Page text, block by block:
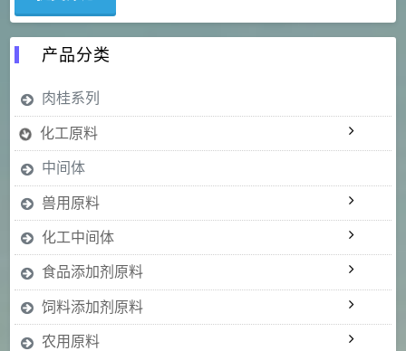
产品分类
肉桂系列
化工原料
中间体
兽用原料
化工中间体
食品添加剂原料
饲料添加剂原料
农用原料